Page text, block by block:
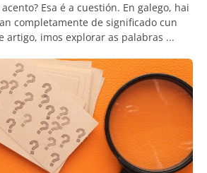
Esa é a cuestión. En galego, hai
completamente de significado cun
artigo, imos explorar as palabras ...